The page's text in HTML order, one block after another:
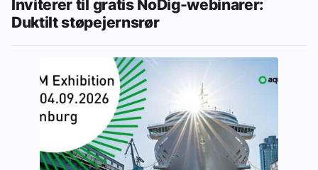
Inviterer til gratis NoDig-webinarer:
Duktilt støpejernsrør